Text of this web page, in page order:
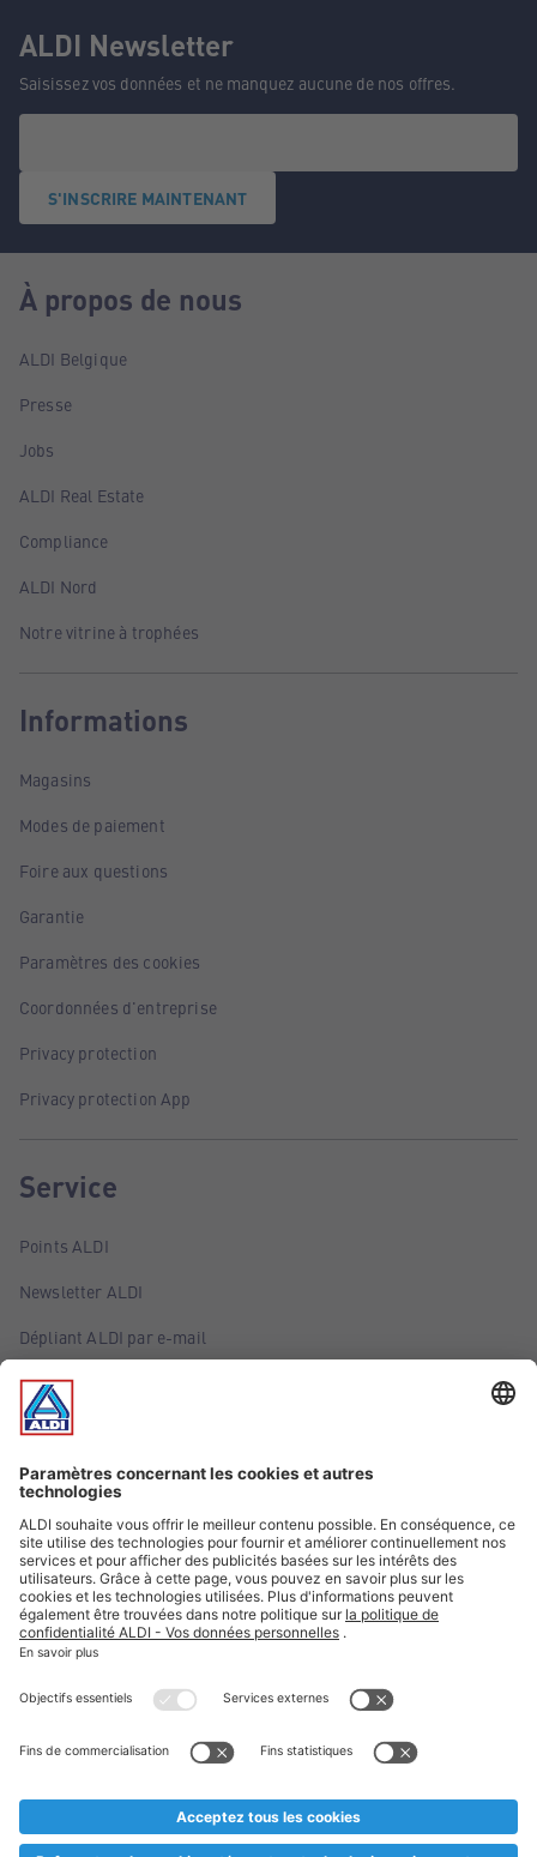
ALDI Newsletter
Saisissez vos données et ne manquez aucune de nos offres.
S'INSCRIRE MAINTENANT
À propos de nous
ALDI Belgique
Presse
Jobs
ALDI Real Estate
Compliance
ALDI Nord
Notre vitrine à trophées
Informations
Magasins
Modes de paiement
Foire aux questions
Garantie
Paramètres des cookies
Coordonnées d'entreprise
Privacy protection
Privacy protection App
Service
Points ALDI
Newsletter ALDI
Dépliant ALDI par e-mail
Offres
Infos essentielles
Suivez ALDI Belgique
Textes marqués d'un astérisque et mentions légales
* Nous vendons ces articles temporairement et jusqu'à
au cas où, malgré le planning bien étudié, nous serions
prématurément en rupture de stock. Prix Recupel et TVA incl.
** Sur ce site, l’utilisation de la forme masculine a été adoptée